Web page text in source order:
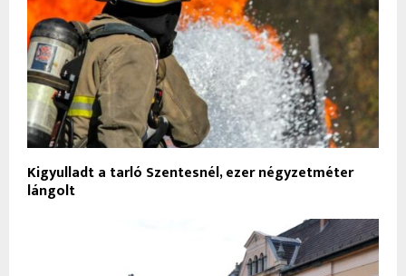
Kigyulladt a tarló Szentesnél, ezer négyzetméter
lángolt